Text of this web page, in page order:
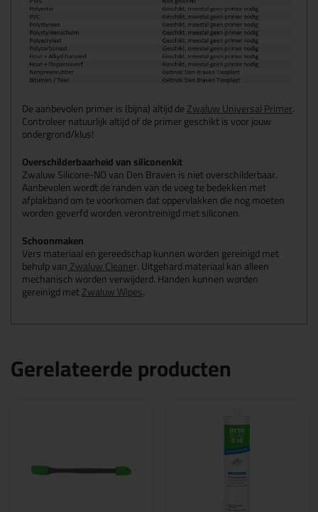
De aanbevolen primer is (bijna) altijd deZwaluw Universal Primer.
Controleer natuurlijk altijd of de primer geschikt is voor jouw
ondergrond/klus!
Overschilderbaarheid van siliconenkit
Zwaluw Silicone-NO van Den Braven is niet overschilderbaar.
Aanbevolen wordt de randen van de voeg te bedekken met
afplakband om te voorkomen dat oppervlakken die nog moeten
worden geverfd worden verontreinigd met siliconen.
Schoonmaken
Vers materiaal en gereedschap kunnen worden gereinigd met
behulp vanZwaluw Cleaner. Uitgehard materiaal kan alleen
mechanisch worden verwijderd. Handen kunnen worden
gereinigd metZwaluw Wipes.
Gerelateerde producten